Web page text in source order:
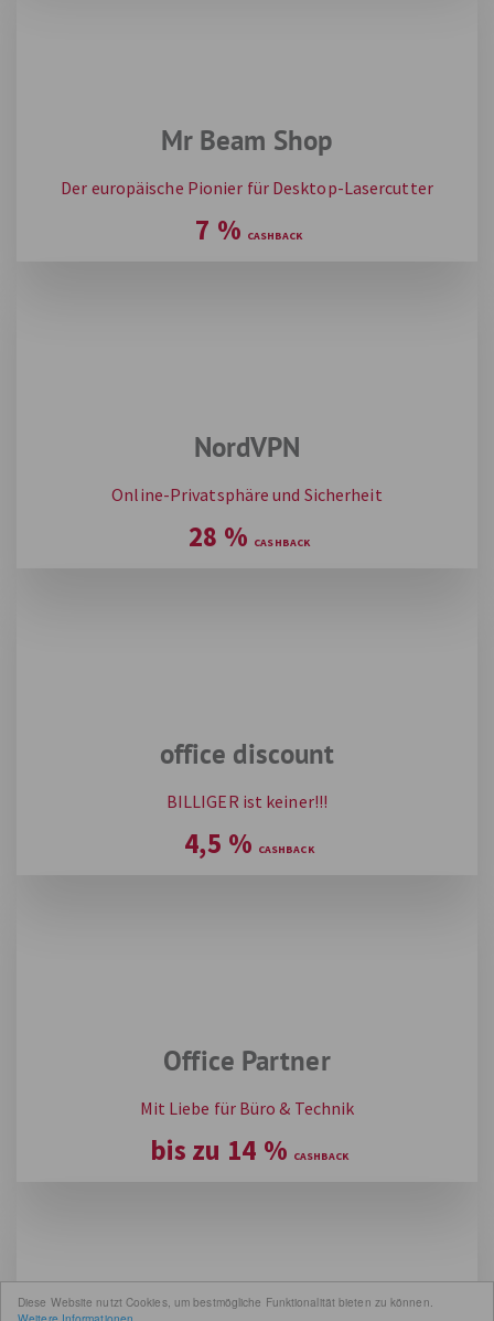
Diese Website nutzt Cookies, um bestmögliche Funktionalität bieten zu können.
Mr Beam Shop
Der europäische Pionier für Desktop-Lasercutter
7 %
NordVPN
Online-Privatsphäre und Sicherheit
28 %
office discount
BILLIGER ist keiner!!!
4,5 %
Office Partner
Mit Liebe für Büro & Technik
bis zu 14 %